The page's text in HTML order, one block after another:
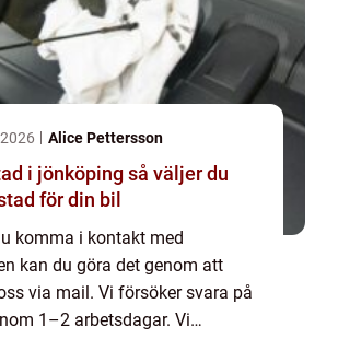
Alice Pettersson
så väljer du
för din bil
komma i kontakt med
kan du göra det genom att
via mail. Vi försöker svara på
1–2 arbetsdagar. Vi